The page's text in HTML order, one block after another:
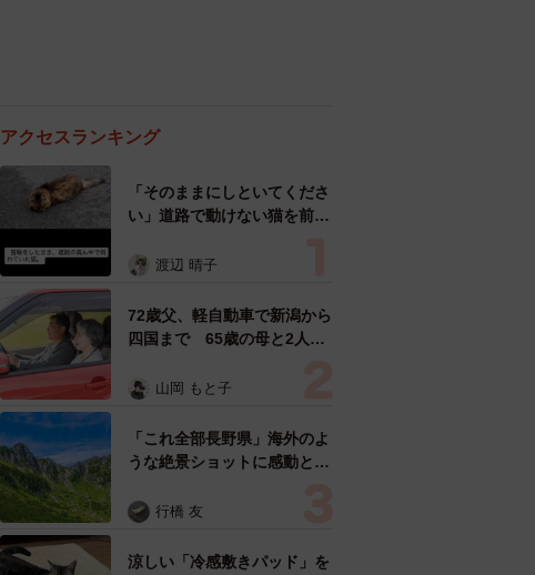
アクセスランキング
「そのままにしといてくださ
い」道路で動けない猫を前に
ようとした4日間 「命の重
表の訴え
渡辺 晴子
72歳父、軽自動車で新潟から
四国まで 65歳の母と2人で
憩まで分刻み… 「大学生で
山岡 もと子
「これ全部長野県」海外のよ
うな絶景ショットに感動と反
ったんだって気づいた」
行橋 友
涼しい「冷感敷きパッド」を